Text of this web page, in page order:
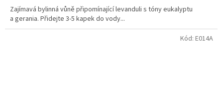
z
5
hvězdiček.
Zajímavá bylinná vůně připomínající levanduli s tóny eukalyptu
a gerania. Přidejte 3-5 kapek do vody...
Kód: E014A